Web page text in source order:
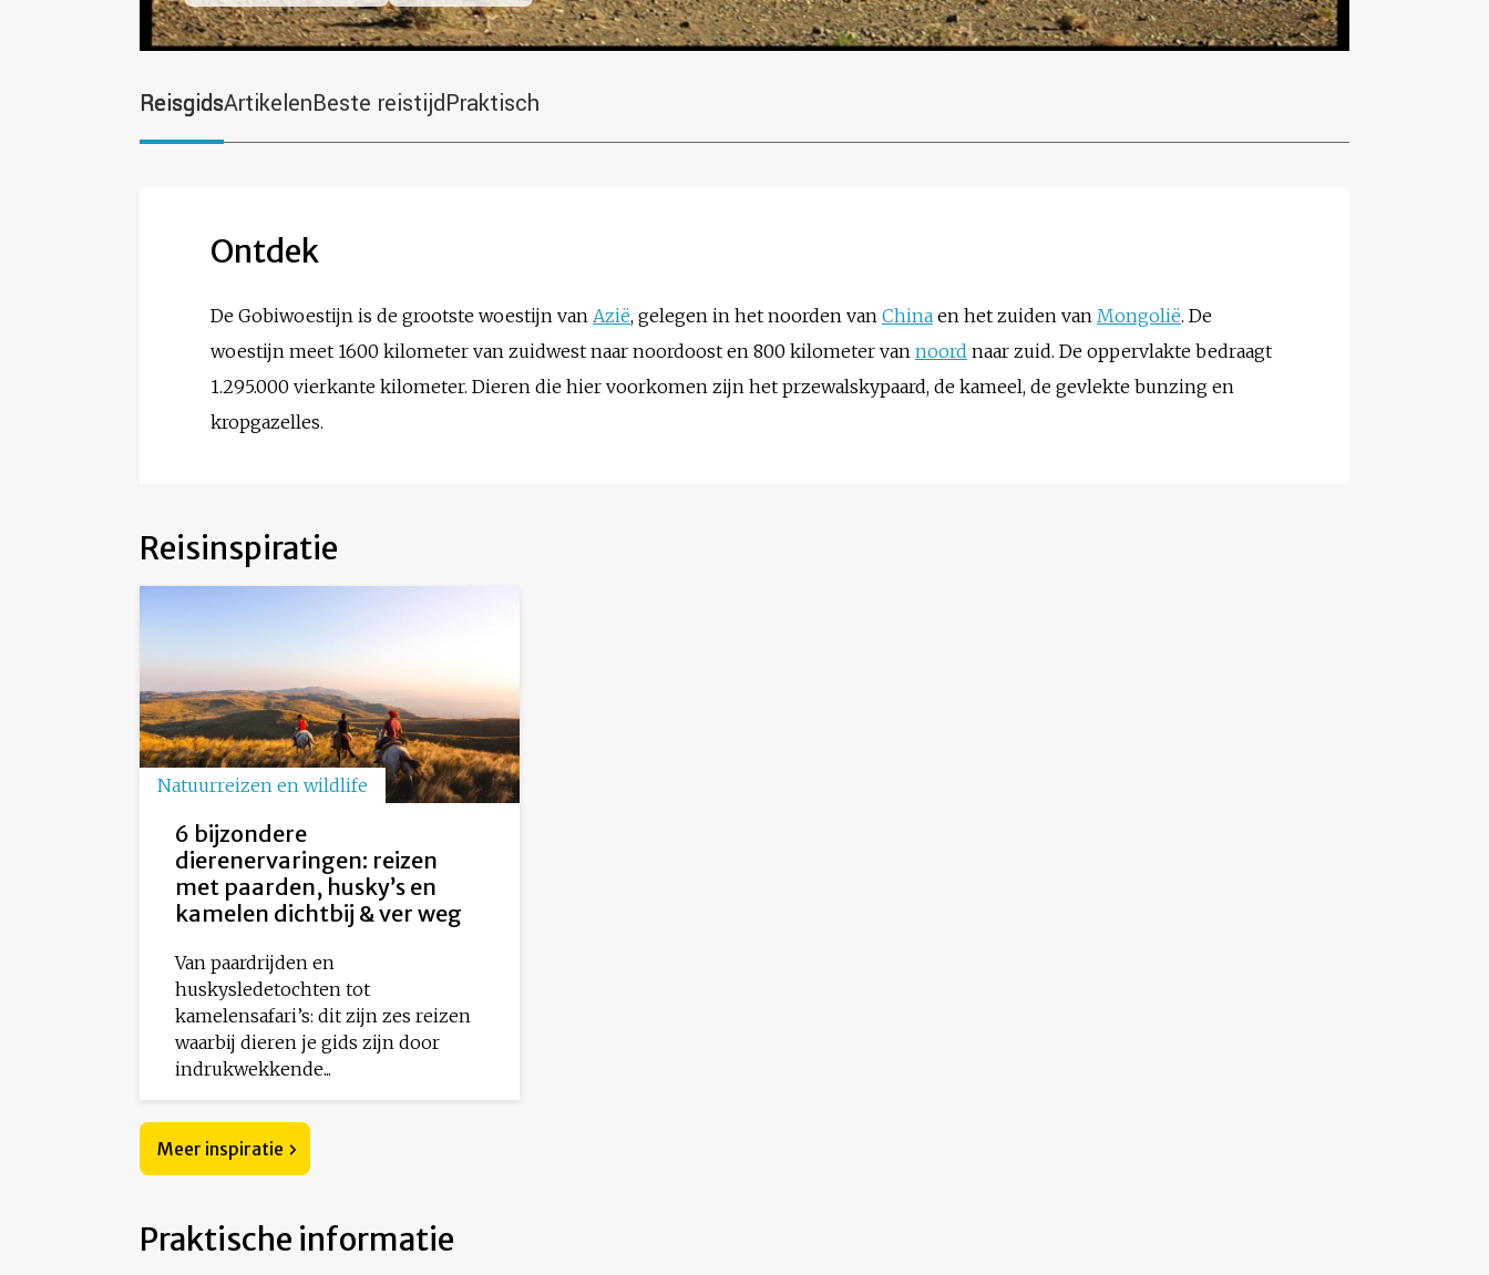
ReisgidsArtikelenBeste reistijdPraktisch
Ontdek
De Gobiwoestijn is de grootste woestijn van Azië, gelegen in het noorden van China en het zuiden van Mongolië. De
woestijn meet 1600 kilometer van zuidwest naar noordoost en 800 kilometer van noord naar zuid. De oppervlakte bedraagt
1.295.000 vierkante kilometer. Dieren die hier voorkomen zijn het przewalskypaard, de kameel, de gevlekte bunzing en
kropgazelles.
Reisinspiratie
Natuurreizen en wildlife
6 bijzondere
dierenervaringen: reizen
met paarden, husky’s en
kamelen dichtbij & ver weg
Van paardrijden en
huskysledetochten tot
kamelensafari’s: dit zijn zes reizen
waarbij dieren je gids zijn door
indrukwekkende...
Meer inspiratie
Praktische informatie